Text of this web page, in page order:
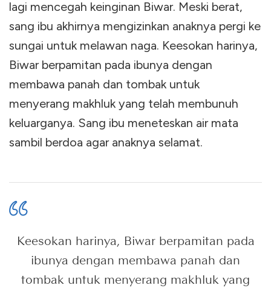
lagi mencegah keinginan Biwar. Meski berat,
sang ibu akhirnya mengizinkan anaknya pergi ke
sungai untuk melawan naga. Keesokan harinya,
Biwar berpamitan pada ibunya dengan
membawa panah dan tombak untuk
menyerang makhluk yang telah membunuh
keluarganya. Sang ibu meneteskan air mata
sambil berdoa agar anaknya selamat.
Keesokan harinya, Biwar berpamitan pada
ibunya dengan membawa panah dan
tombak untuk menyerang makhluk yang